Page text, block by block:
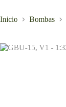
Inicio Bombas